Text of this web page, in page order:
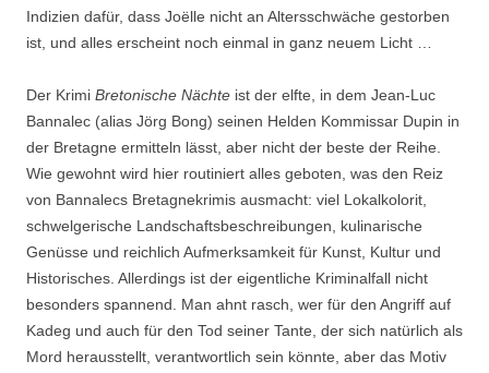
Indizien dafür, dass Joëlle nicht an Altersschwäche gestorben
ist, und alles erscheint noch einmal in ganz neuem Licht …
Der Krimi Bretonische Nächte ist der elfte, in dem Jean-Luc
Bannalec (alias Jörg Bong) seinen Helden Kommissar Dupin in
der Bretagne ermitteln lässt, aber nicht der beste der Reihe.
Wie gewohnt wird hier routiniert alles geboten, was den Reiz
von Bannalecs Bretagnekrimis ausmacht: viel Lokalkolorit,
schwelgerische Landschaftsbeschreibungen, kulinarische
Genüsse und reichlich Aufmerksamkeit für Kunst, Kultur und
Historisches. Allerdings ist der eigentliche Kriminalfall nicht
besonders spannend. Man ahnt rasch, wer für den Angriff auf
Kadeg und auch für den Tod seiner Tante, der sich natürlich als
Mord herausstellt, verantwortlich sein könnte, aber das Motiv